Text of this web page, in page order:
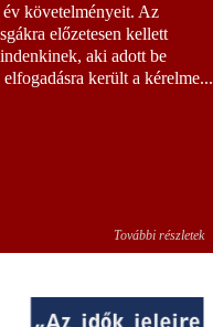
követelményeit. Az
előzetesen kellett
aki adott be
került a kérelme...
További részletek